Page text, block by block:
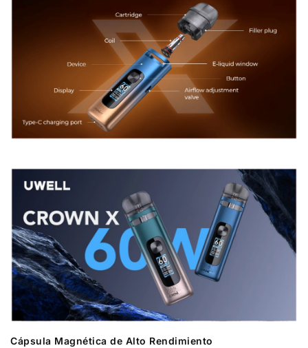
Cápsula Magnética de Alto Rendimiento